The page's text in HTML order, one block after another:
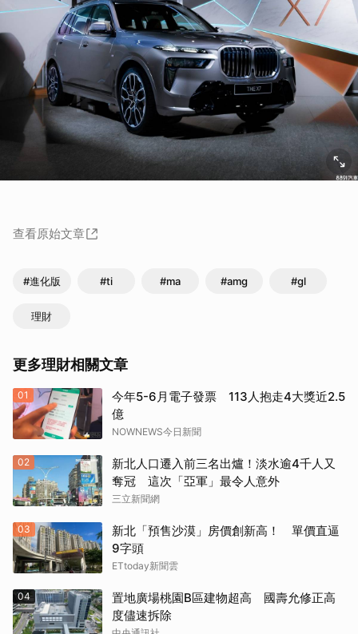
查看原始文章
#進化版 #ti #ma #amg #gl
理財
更多理財相關文章
01
今年5-6月電子發票 113人抱走4大獎近2.5
億
NOWNEWS今日新聞
02
新北人口遷入前三名出爐！淡水逾4千人又
奪冠 這次「亞軍」最令人意外
三立新聞網
03
新北「預售沙漠」房價創新高！ 單價直逼
9字頭
ETtoday新聞雲
04
置地廣場桃園B區建物超高 國壽允修正高
度儘速拆除